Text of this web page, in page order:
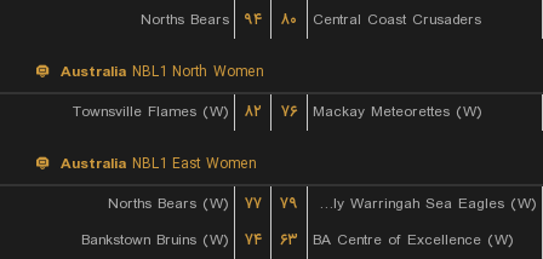
Norths Bears
۹۴ ۸۰ Central Coast Crusaders
Australia NBL1 North Women
Townsville Flames (W)
۸۲ ۷۶ Mackay Meteorettes (W)
Australia NBL1 East Women
Norths Bears (W)
۷۷ ۷۹
Manly Warringah Sea Eagles (W)
Bankstown Bruins (W)
۷۴ ۶۳ BA Centre of Excellence (W)